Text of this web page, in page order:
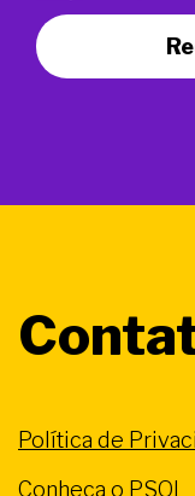
Política de
Conheça o PSOL